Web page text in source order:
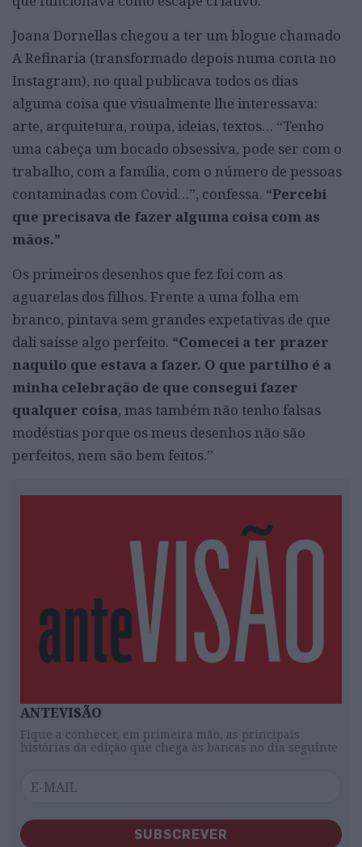
Joana Dornellas chegou a ter um blogue chamado
A Refinaria (transformado depois numa conta no
Instagram), no qual publicava todos os dias
alguma coisa que visualmente lhe interessava:
arte, arquitetura, roupa, ideias, textos… “Tenho
uma cabeça um bocado obsessiva, pode ser com o
trabalho, com a família, com o número de pessoas
contaminadas com Covid…”, confessa. “Percebi
que precisava de fazer alguma coisa com as
mãos.”
Os primeiros desenhos que fez foi com as
aguarelas dos filhos. Frente a uma folha em
branco, pintava sem grandes expetativas de que
dali saísse algo perfeito. “Comecei a ter prazer
naquilo que estava a fazer. O que partilho é a
minha celebração de que consegui fazer
qualquer coisa, mas também não tenho falsas
modéstias porque os meus desenhos não são
perfeitos, nem são bem feitos.”
ANTEVISÃO
Fique a conhecer, em primeira mão, as principais
histórias da edição que chega às bancas no dia seguinte
SUBSCREVER